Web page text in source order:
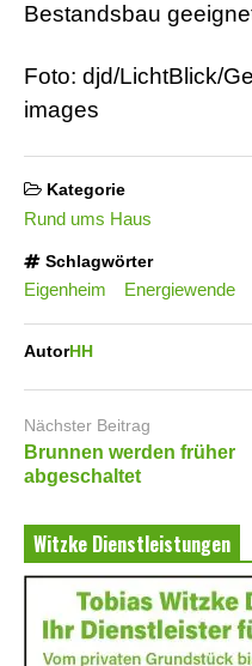
Bestandsbau
Foto: djd/LichtBlick/
images
Kategorie
Rund ums Haus
Schlagwörter
Eigenheim Energiewende
AutorHH
Nächster Beitrag
Brunnen werden früher
abgeschaltet
Witzke Dienstleistungen